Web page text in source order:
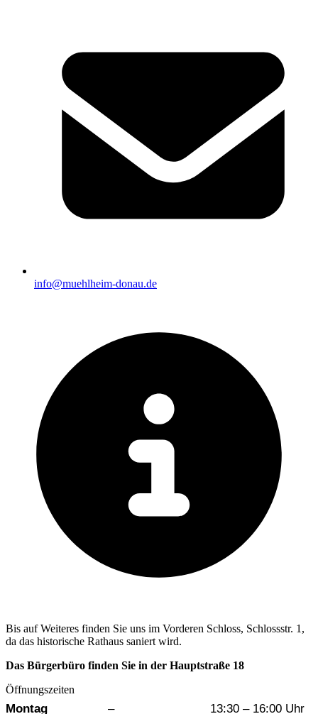
info@muehlheim-donau.de
Bis auf Weiteres finden Sie uns im Vorderen Schloss, Schlossstr. 1,
da das historische Rathaus saniert wird.
Das Bürgerbüro finden Sie in der Hauptstraße 18
Öffnungszeiten
Wochentag Vormittag
Montag – 13:30 – 16:00 Uhr